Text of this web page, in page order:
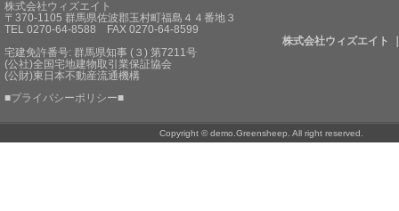
株式会社ウィズエイト
〒370-1105 群馬県佐波郡玉村町福島４４番地３
TEL 0270-64-8588 FAX 0270-64-8599
株式会社ウィズエイト
宅建免許番号: 群馬県知事 (３) 第7211号
(公社)全国宅地建物取引業保証協会
(公財)東日本不動産流通機構
■プライバシーポリシー■
Copyright © demo.Greensheep. All right reserved.